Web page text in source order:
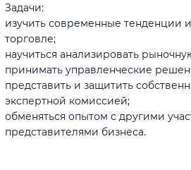
Задачи:
изучить современные тенденции
торговле;
научиться анализировать
принимать управленческие
представить и защитить
экспертной комиссией;
обменяться опытом с другими
представителями бизнеса.